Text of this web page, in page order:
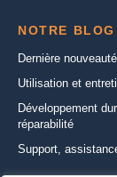
NOTRE BLOG
Dernière
Utilisation et
Développement
réparabilité
Support,